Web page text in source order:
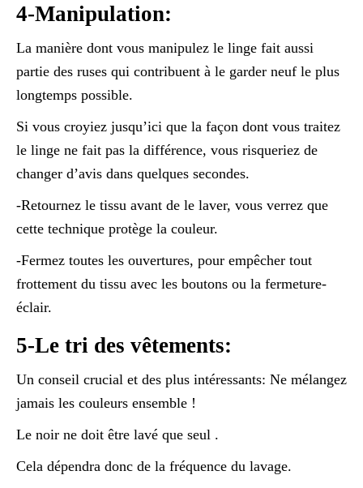
4-Manipulation:
La manière dont vous manipulez le linge fait aussi
partie des ruses qui contribuent à le garder neuf le plus
longtemps possible.
Si vous croyiez jusqu’ici que la façon dont vous traitez
le linge ne fait pas la différence, vous risqueriez de
changer d’avis dans quelques secondes.
-Retournez le tissu avant de le laver, vous verrez que
cette technique protège la couleur.
-Fermez toutes les ouvertures, pour empêcher tout
frottement du tissu avec les boutons ou la fermeture-
éclair.
5-Le tri des vêtements:
Un conseil crucial et des plus intéressants: Ne mélangez
jamais les couleurs ensemble !
Le noir ne doit être lavé que seul .
Cela dépendra donc de la fréquence du lavage.